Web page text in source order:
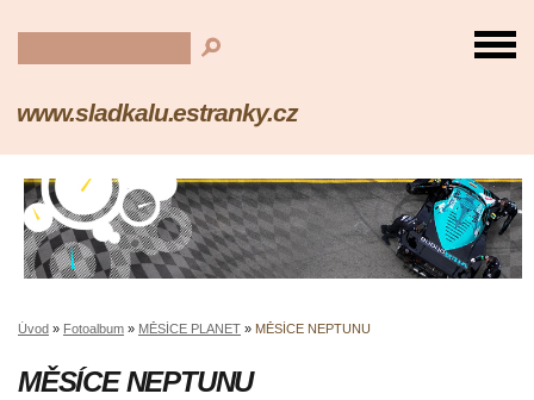
www.sladkalu.estranky.cz
Úvod » Fotoalbum » MĚSÍCE PLANET » MĚSÍCE NEPTUNU
MĚSÍCE NEPTUNU